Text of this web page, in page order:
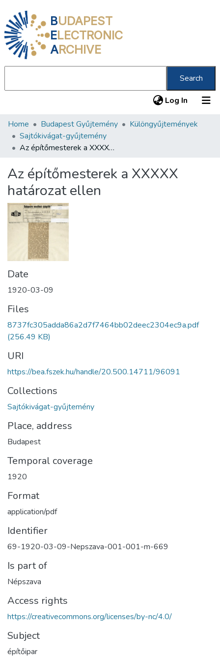
BUDAPEST
ELECTRONIC
ARCHIVE
Search
Log In (current)
Communities & Collections
All of DSpace
About us
Home Budapest Gyűjtemény
Különgyűjtemények
Sajtókivágat-gyűjtemény
Az építőmesterek a XXXXX határozat ellen
Az építőmesterek a XXXXX
határozat ellen
Date
1920-03-09
Files
8737fc305adda86a2d7f7464bb02deec2304ec9a.pdf
(256.49 KB)
URI
https://bea.fszek.hu/handle/20.500.14711/96091
Collections
Sajtókivágat-gyűjtemény
Place, address
Budapest
Temporal coverage
1920
Format
application/pdf
Identifier
69-1920-03-09-Nepszava-001-001-m-669
Is part of
Népszava
Access rights
https://creativecommons.org/licenses/by-nc/4.0/
Subject
építőipar